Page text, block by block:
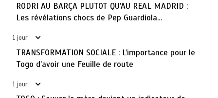
RODRI AU BARÇA PLUTOT QU’AU REAL MADRID :
Les révélations chocs de Pep Guardiola…
1 jour
TRANSFORMATION SOCIALE : L’importance pour le
Togo d’avoir une Feuille de route
1 jour
4
BLITTA / SEMINAIRE NATIONAL DES GOUVERNEURS ET
PREFETS: … Vers l’optimisation du service public
RECHERCHE ET INNOVATION: Le Togo ouvre la voie pour
l’enracinement du génie génétique et de la